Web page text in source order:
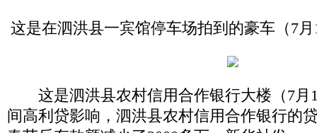
这是在泗洪县一宾馆停车场拍到的豪车（7
这是泗洪县农村信用合作银行大楼（7月
间高利贷影响，泗洪县农村信用合作银行的